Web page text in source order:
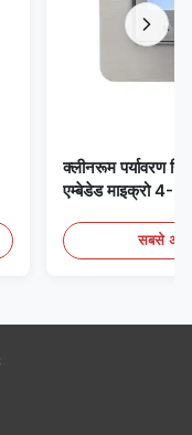
क्लीनरूम पर्यावरण
एम्बेडेड माइक्रो 4-
सबसे